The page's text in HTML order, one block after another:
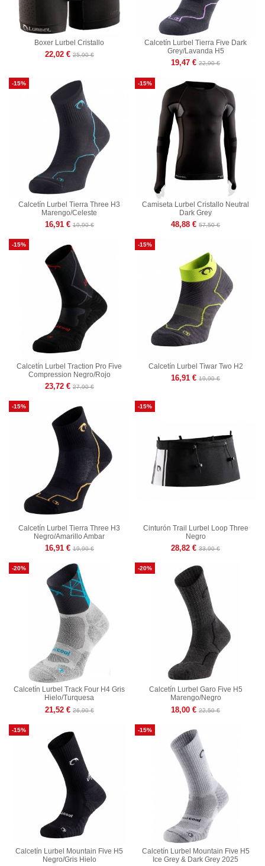
Boxer Lurbel Cristallo
22,02 € 25,90 €
Calcetín Lurbel Tierra Five Dark
Grey/Lavanda H5
19,47 € 22,90 €
-15%
Calcetín Lurbel Tierra Three H3
Marengo/Celeste
16,91 € 19,90 €
-15%
Camiseta Lurbel Cristallo Neutral
Dark Grey
48,88 € 57,50 €
-15%
Calcetín Lurbel Traction Pro Five
Compression Negro/Rojo
23,72 € 27,90 €
-15%
Calcetín Lurbel Tiwar Two H2
16,91 € 19,90 €
-15%
Calcetín Lurbel Tierra Three H3
Negro/Amarillo Ambar
16,91 € 19,90 €
-15%
Cinturón Trail Lurbel Loop Three
Negro
28,82 € 33,90 €
-20%
Calcetín Lurbel Track Four H4 Gris
Hielo/Turquesa
21,52 € 26,90 €
-20%
Calcetín Lurbel Garo Five H5
Marengo/Negro
18,00 € 22,50 €
-15%
Calcetín Lurbel Mountain Five H5
Negro/Gris Hielo
-15%
Calcetín Lurbel Mountain Five H5
Ice Grey & Dark Grey 2025